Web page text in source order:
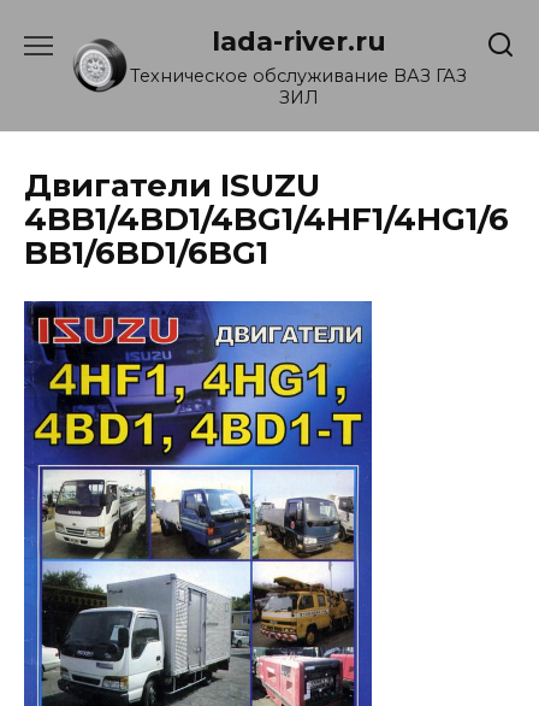
содержанию
lada-river.ru
Техническое обслуживание ВАЗ ГАЗ
ЗИЛ
Двигатели ISUZU
4BB1/4BD1/4BG1/4HF1/4HG1/6
BB1/6BD1/6BG1